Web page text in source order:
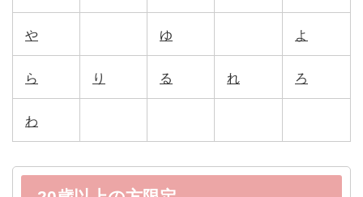
や ゆ よ
ら り る れ ろ
わ